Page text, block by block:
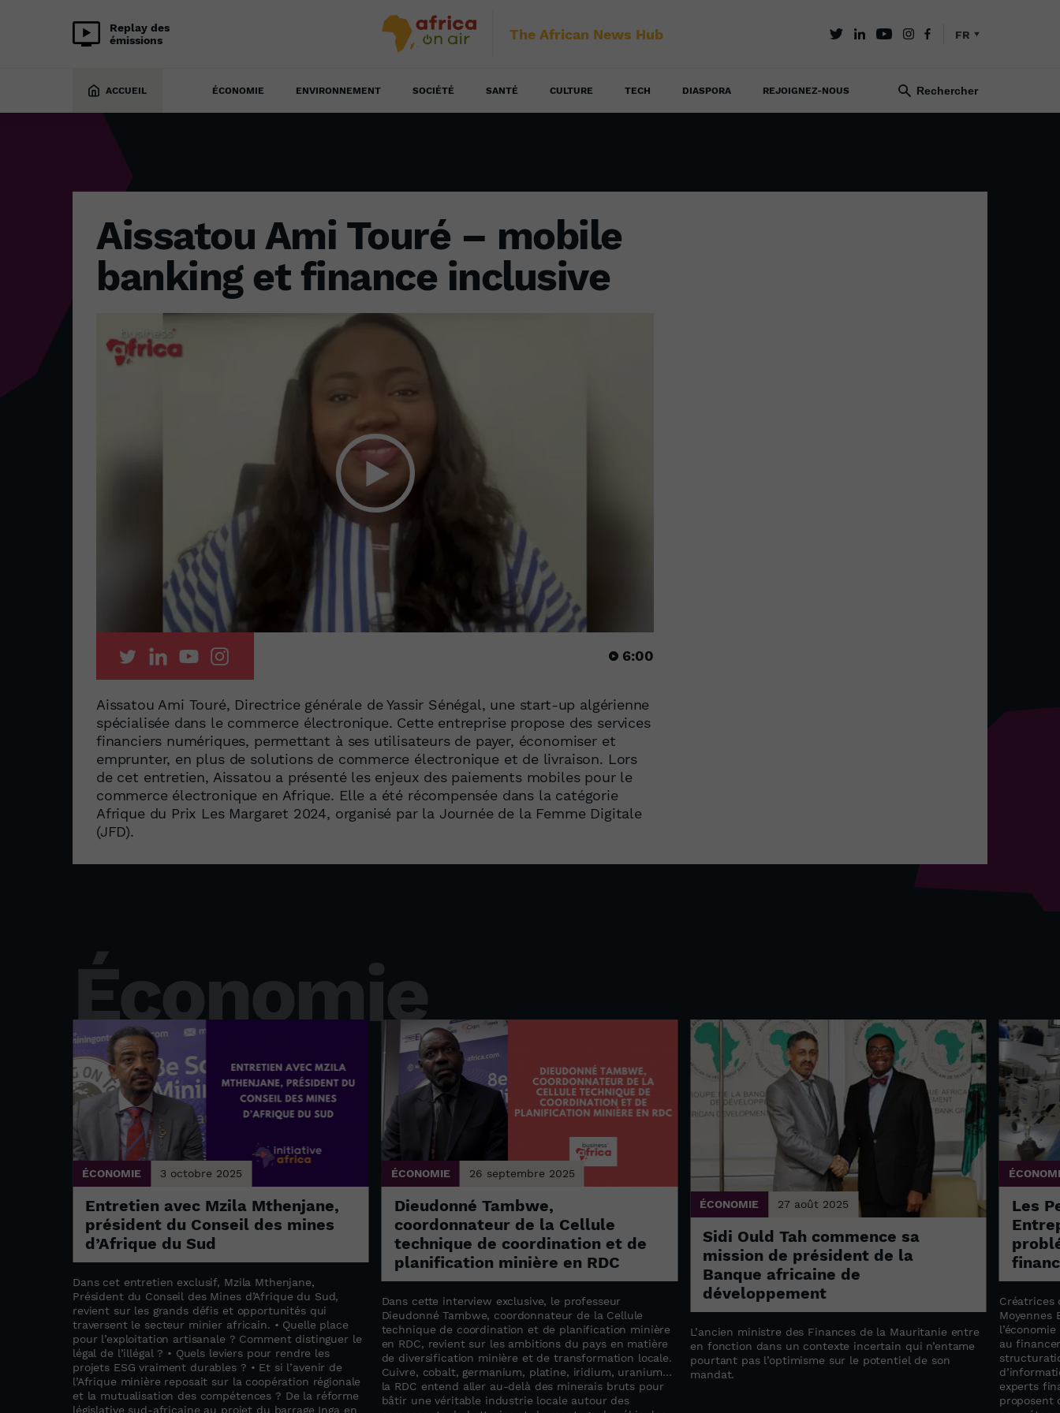
Replay des
émissions
The African News Hub FR
ACCUEIL ÉCONOMIE ENVIRONNEMENT SOCIÉTÉ SANTÉ CULTURE TECH DIASPORA REJOIGNEZ-NOUS
Aissatou Ami Touré – mobile
banking et finance inclusive
6:00
Aissatou Ami Touré, Directrice générale de Yassir Sénégal, une start-up algérienne
spécialisée dans le commerce électronique. Cette entreprise propose des services
financiers numériques, permettant à ses utilisateurs de payer, économiser et
emprunter, en plus de solutions de commerce électronique et de livraison. Lors
de cet entretien, Aissatou a présenté les enjeux des paiements mobiles pour le
commerce électronique en Afrique. Elle a été récompensée dans la catégorie
Afrique du Prix Les Margaret 2024, organisé par la Journée de la Femme Digitale
(JFD).
Économie
ÉCONOMIE 3 octobre 2025
Entretien avec Mzila Mthenjane,
président du Conseil des mines
d’Afrique du Sud
Dans cet entretien exclusif, Mzila Mthenjane,
Président du Conseil des Mines d’Afrique du Sud,
revient sur les grands défis et opportunités qui
traversent le secteur minier africain. • Quelle place
pour l’exploitation artisanale ? Comment distinguer le
légal de l’illégal ? • Quels leviers pour rendre les
projets ESG vraiment durables ? • Et si l’avenir de
l’Afrique minière reposait sur la coopération régionale
et la mutualisation des compétences ? De la réforme
législative sud-africaine au projet du barrage Inga en
ÉCONOMIE 26 septembre 2025
Dieudonné Tambwe,
coordonnateur de la Cellule
technique de coordination et de
planification minière en RDC
Dans cette interview exclusive, le professeur
Dieudonné Tambwe, coordonnateur de la Cellule
technique de coordination et de planification minière
en RDC, revient sur les ambitions du pays en matière
de diversification minière et de transformation locale.
Cuivre, cobalt, germanium, platine, iridium, uranium…
la RDC entend aller au-delà des minerais bruts pour
bâtir une véritable industrie locale autour des
ÉCONOMIE 27 août 2025
Sidi Ould Tah commence sa
mission de président de la
Banque africaine de
développement
L’ancien ministre des Finances de la Mauritanie entre
en fonction dans un contexte incertain qui n’entame
pourtant pas l’optimisme sur le potentiel de son
mandat.
Les
Créatrices
Moyennes
au
experts
proposent